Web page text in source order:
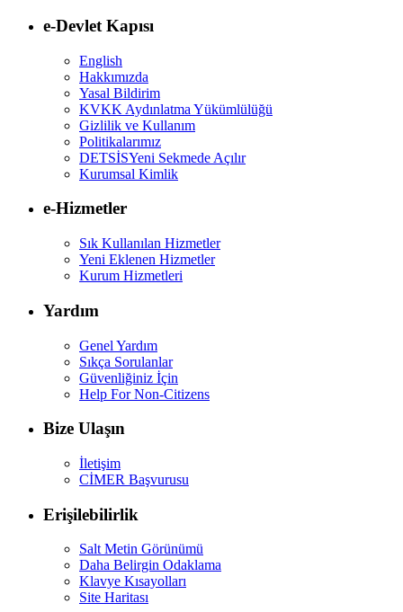
e-Devlet Kapısı
English
Hakkımızda
Yasal Bildirim
KVKK Aydınlatma Yükümlülüğü
Gizlilik ve Kullanım
Politikalarımız
DETSİSYeni Sekmede Açılır
Kurumsal Kimlik
e-Hizmetler
Sık Kullanılan Hizmetler
Yeni Eklenen Hizmetler
Kurum Hizmetleri
Yardım
Genel Yardım
Sıkça Sorulanlar
Güvenliğiniz İçin
Help For Non-Citizens
Bize Ulaşın
İletişim
CİMER Başvurusu
Erişilebilirlik
Salt Metin Görünümü
Daha Belirgin Odaklama
Klavye Kısayolları
Site Haritası